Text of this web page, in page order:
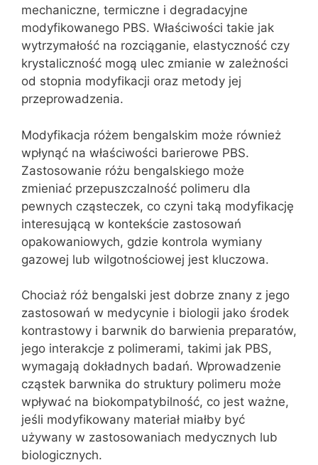
mechaniczne, termiczne i degradacyjne
modyfikowanego PBS. Właściwości takie jak
wytrzymałość na rozciąganie, elastyczność czy
krystaliczność mogą ulec zmianie w zależności
od stopnia modyfikacji oraz metody jej
przeprowadzenia.
Modyfikacja różem bengalskim może również
wpłynąć na właściwości barierowe PBS.
Zastosowanie różu bengalskiego może
zmieniać przepuszczalność polimeru dla
pewnych cząsteczek, co czyni taką modyfikację
interesującą w kontekście zastosowań
opakowaniowych, gdzie kontrola wymiany
gazowej lub wilgotnościowej jest kluczowa.
Chociaż róż bengalski jest dobrze znany z jego
zastosowań w medycynie i biologii jako środek
kontrastowy i barwnik do barwienia preparatów,
jego interakcje z polimerami, takimi jak PBS,
wymagają dokładnych badań. Wprowadzenie
cząstek barwnika do struktury polimeru może
wpływać na biokompatybilność, co jest ważne,
jeśli modyfikowany materiał miałby być
używany w zastosowaniach medycznych lub
biologicznych.